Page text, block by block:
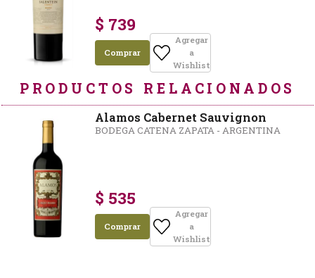
$ 739
Comprar
Agregar
a
Wishlist
PRODUCTOS RELACIONADOS
Alamos Cabernet Sauvignon
BODEGA CATENA ZAPATA - ARGENTINA
$ 535
Comprar
Agregar
a
Wishlist